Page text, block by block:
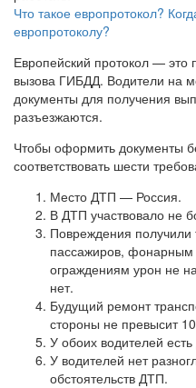
Что такое европротокол?
европротоколу?
Европейский протокол —
вызова ГИБДД. Водители на
документы для получения
разъезжаются.
Чтобы оформить документы
соответствовать шести
Место ДТП — Россия.
В ДТП участвовало не
Повреждения
пассажиров,
ограждениям урон не
нет.
Будущий ремонт
стороны не превысит
У обоих водителей
У водителей нет
обстоятельств ДТП.